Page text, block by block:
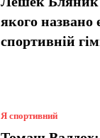
якого названо
спортивній
Я спортивний